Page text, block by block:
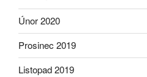
Únor 2020
Prosinec 2019
Listopad 2019